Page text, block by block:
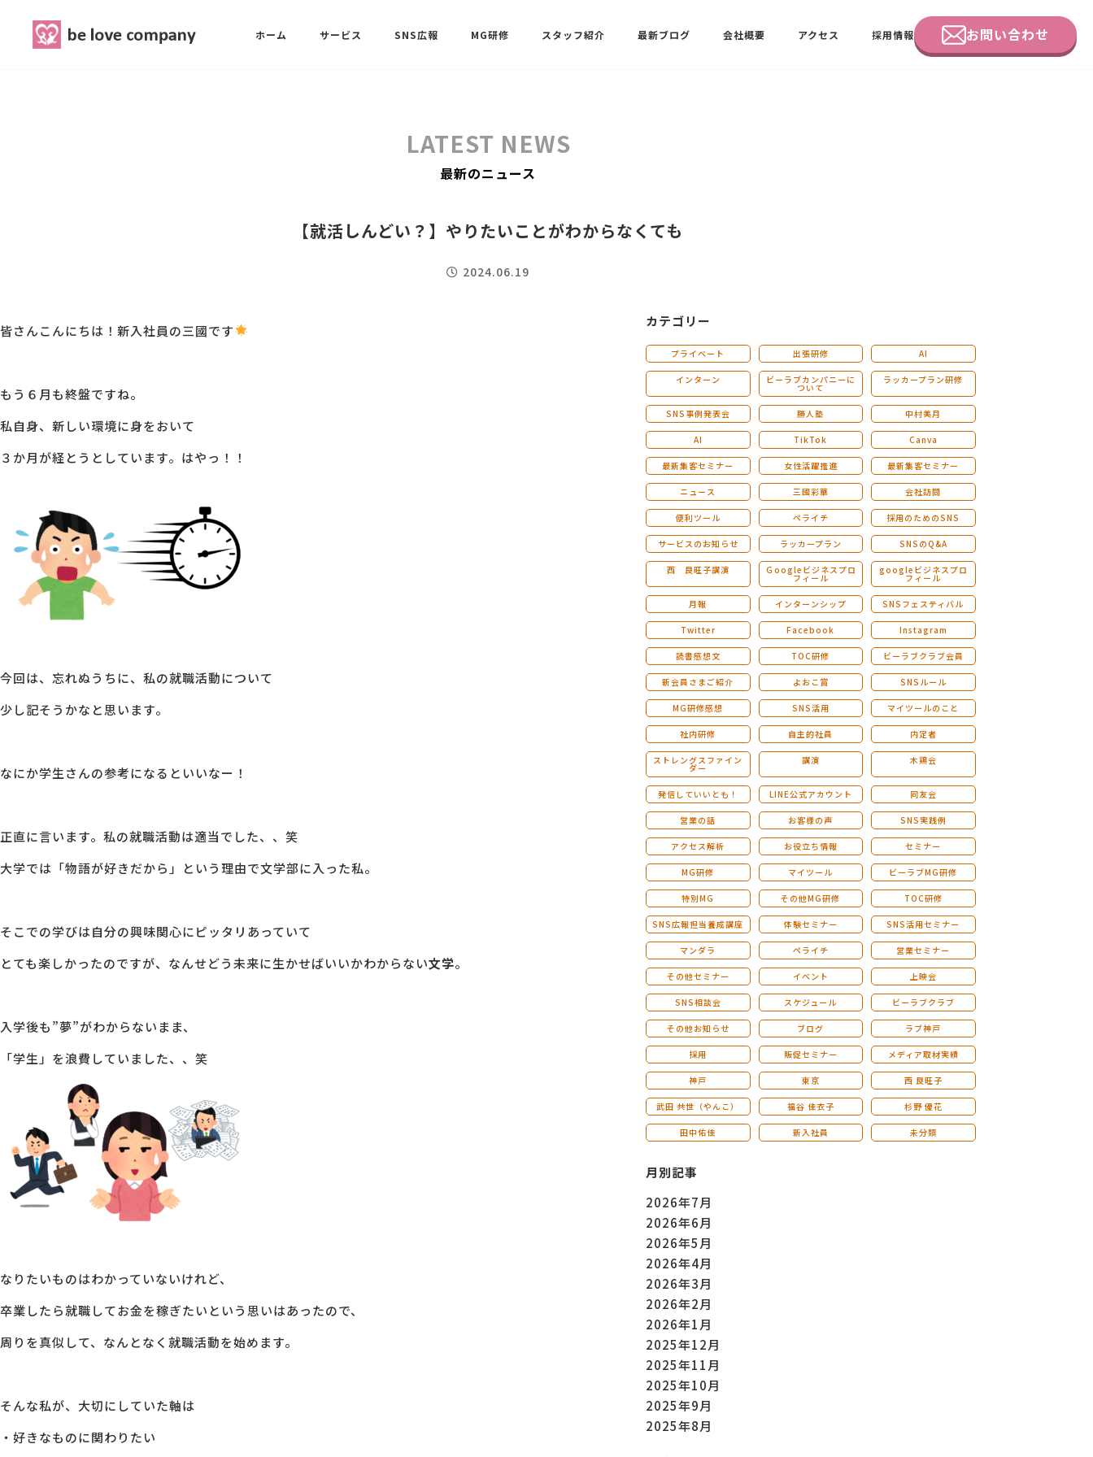
ホーム サービス
MG研修 ストレングスファインダー研修
SNS広報 MG研修 スタッフ紹介 最新ブログ 会社概要 アクセス 採用情報 お問い合わせ
アクセス
採用情報
お問い合わせ
LATEST NEWS
最新のニュース
【就活しんどい？】やりたいことがわからなくても
2024.06.19
皆さんこんにちは！新入社員の三國です
もう６月も終盤ですね。
私自身、新しい環境に身をおいて
３か月が経とうとしています。はやっ！！
今回は、忘れぬうちに、私の就職活動について
少し記そうかなと思います。
なにか学生さんの参考になるといいなー！
正直に言います。私の就職活動は適当でした、、笑
大学では「物語が好きだから」という理由で文学部に入った私。
そこでの学びは自分の興味関心にピッタリあっていて
とても楽しかったのですが、なんせどう未来に生かせばいいかわからない文学。
入学後も”夢”がわからないまま、
「学生」を浪費していました、、笑
なりたいものはわかっていないけれど、
卒業したら就職してお金を稼ぎたいという思いはあったので、
周りを真似して、なんとなく就職活動を始めます。
そんな私が、大切にしていた軸は
・好きなものに関わりたい
カテゴリー
プライベート 出張研修 AI
インターン ビーラブカンパニーに
ついて
ラッカープラン研修
SNS事例発表会 勝人塾 中村美月
AI TikTok Canva
最新集客セミナー 女性活躍推進 最新集客セミナー
ニュース 三國彩華 会社訪問
便利ツール ペライチ 採用のためのSNS
サービスのお知らせ ラッカープラン SNSのQ&A
西 良旺子講演 Ｇoogleビジネスプロ
フィール
googleビジネスプロ
フィール
月報 インターンシップ SNSフェスティバル
Twitter Facebook Instagram
読書感想文 TOC研修 ビーラブクラブ会員
新会員さまご紹介 よおこ賞 SNSルール
MG研修感想 SNS活用 マイツールのこと
社内研修 自主的社員 内定者
ストレングスファイン
ダー
講演 木鶏会
発信していいとも！ LINE公式アカウント 同友会
営業の話 お客様の声 SNS実践例
アクセス解析 お役立ち情報 セミナー
MG研修 マイツール ビーラブMG研修
特別MG その他MG研修 TOC研修
SNS広報担当養成講座 体験セミナー SNS活用セミナー
マンダラ ペライチ 営業セミナー
その他セミナー イベント 上映会
SNS相談会 スケジュール ビーラブクラブ
その他お知らせ ブログ ラブ神戸
採用 販促セミナー メディア取材実績
神戸 東京 西 良旺子
武田 共世（やんこ） 福谷 佳衣子 杉野 優花
田中佑佳 新入社員 未分類
月別記事
2026年7月
2026年6月
2026年5月
2026年4月
2026年3月
2026年2月
2026年1月
2025年12月
2025年11月
2025年10月
2025年9月
2025年8月